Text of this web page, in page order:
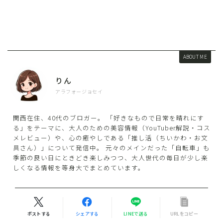
ABOUT ME
りん
アラフォージョセイ
関西在住、40代のブロガー。 「好きなもので日常を晴れにす
る」をテーマに、大人のための美容情報（YouTuber解説・コス
メレビュー）や、心の癒やしである「推し活（ちいかわ・お文
具さん）」について発信中。 元々のメインだった「自転車」も
季節の良い日にときどき楽しみつつ、大人世代の毎日が少し楽
しくなる情報を等身大でまとめています。
ポストする シェアする LINEで送る URLをコピー